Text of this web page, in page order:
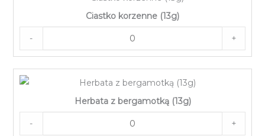
Ciastko korzenne (13g)
- +
Herbata z bergamotką (13g)
- +